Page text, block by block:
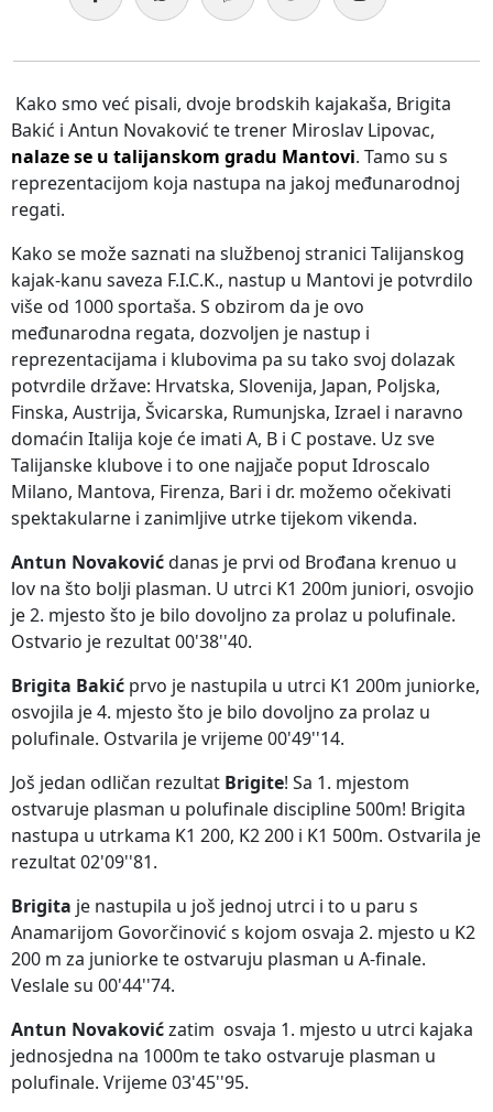
Kako smo već pisali, dvoje brodskih kajakaša, Brigita
Bakić i Antun Novaković te trener Miroslav Lipovac,
nalaze se u talijanskom gradu Mantovi. Tamo su s
reprezentacijom koja nastupa na jakoj međunarodnoj
regati.
Kako se može saznati na službenoj stranici Talijanskog
kajak-kanu saveza F.I.C.K., nastup u Mantovi je potvrdilo
više od 1000 sportaša. S obzirom da je ovo
međunarodna regata, dozvoljen je nastup i
reprezentacijama i klubovima pa su tako svoj dolazak
potvrdile države: Hrvatska, Slovenija, Japan, Poljska,
Finska, Austrija, Švicarska, Rumunjska, Izrael i naravno
domaćin Italija koje će imati A, B i C postave. Uz sve
Talijanske klubove i to one najjače poput Idroscalo
Milano, Mantova, Firenza, Bari i dr. možemo očekivati
spektakularne i zanimljive utrke tijekom vikenda.
Antun Novakovićdanas je prvi od Brođana krenuo u
lov na što bolji plasman. U utrci K1 200m juniori, osvojio
je 2. mjesto što je bilo dovoljno za prolaz u polufinale.
Ostvario je rezultat 00'38''40.
Brigita Bakić prvo je nastupila u utrci K1 200m juniorke,
osvojila je 4. mjesto što je bilo dovoljno za prolaz u
polufinale. Ostvarila je vrijeme 00'49''14.
Još jedan odličan rezultat Brigite! Sa 1. mjestom
ostvaruje plasman u polufinale discipline 500m! Brigita
nastupa u utrkama K1 200, K2 200 i K1 500m. Ostvarila je
rezultat 02'09''81.
Brigita je nastupila u još jednoj utrci i to u paru s
Anamarijom Govorčinović s kojom osvaja 2. mjesto u K2
200 m za juniorke te ostvaruju plasman u A-finale.
Veslale su 00'44''74.
Antun Novakovićzatim osvaja 1. mjesto u utrci kajaka
jednosjedna na 1000m te tako ostvaruje plasman u
polufinale. Vrijeme 03'45''95.